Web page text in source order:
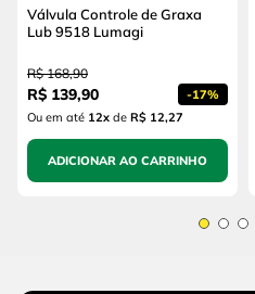
Válvula Controle de Graxa
Lub 9518 Lumagi
R$ 168,90
R$ 139,90 -17%
Ou em até 12x de R$ 12,27
ADICIONAR AO CARRINHO